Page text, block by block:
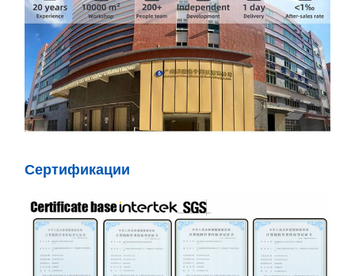
Сертификации